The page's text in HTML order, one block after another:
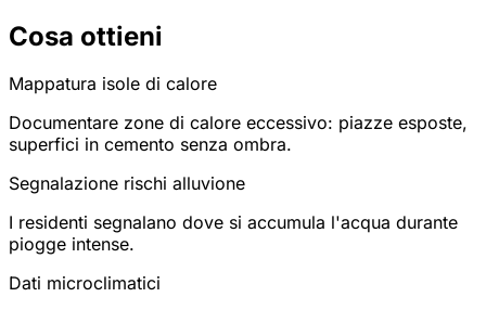
Cosa ottieni
Mappatura isole di calore
Documentare zone di calore eccessivo: piazze esposte,
superfici in cemento senza ombra.
Segnalazione rischi alluvione
I residenti segnalano dove si accumula l'acqua durante
piogge intense.
Dati microclimatici